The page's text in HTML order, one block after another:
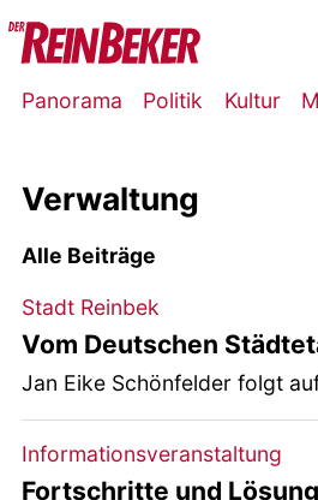
Panorama Politik Kultur
Verwaltung
Alle Beiträge
Stadt Reinbek
Vom Deutschen
Jan Eike Schönfelder folgt
Informationsveranstaltung
Fortschritte und